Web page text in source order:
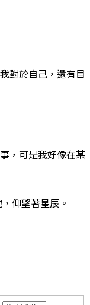
對於自己，還有目
，可是我好像在某
仰望著星辰。